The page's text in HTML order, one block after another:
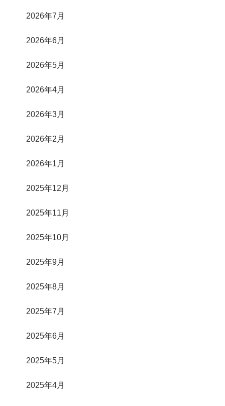
2026年7月
2026年6月
2026年5月
2026年4月
2026年3月
2026年2月
2026年1月
2025年12月
2025年11月
2025年10月
2025年9月
2025年8月
2025年7月
2025年6月
2025年5月
2025年4月